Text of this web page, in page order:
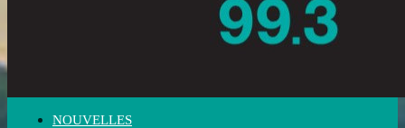
NOUVELLES